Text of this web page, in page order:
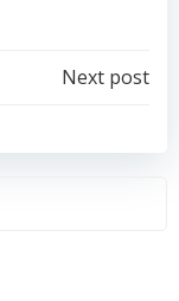
Next post